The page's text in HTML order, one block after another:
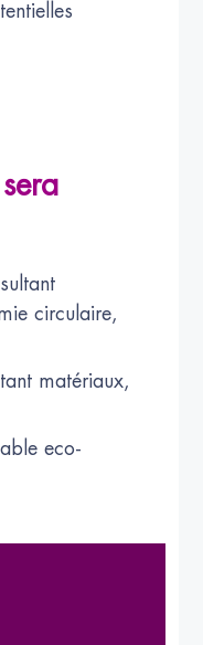
circulaire,
matériaux,
eco-